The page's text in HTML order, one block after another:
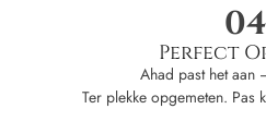
04
Perfect
Ahad past het aan
Ter plekke opgemeten. Pas